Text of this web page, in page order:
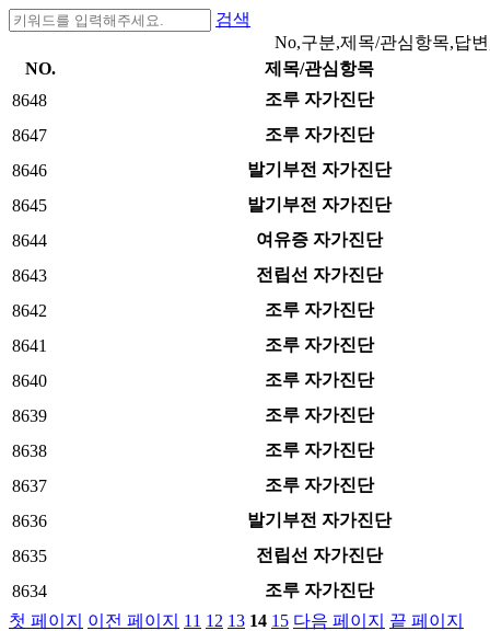
검색
No,구분,제목/관심항목,답
NO.
제목/관심항목
8648
조루 자가진단
8647
조루 자가진단
8646
발기부전 자가진단
8645
발기부전 자가진단
8644
여유증 자가진단
8643
전립선 자가진단
8642
조루 자가진단
8641
조루 자가진단
8640
조루 자가진단
8639
조루 자가진단
8638
조루 자가진단
8637
조루 자가진단
8636
발기부전 자가진단
8635
전립선 자가진단
8634
조루 자가진단
첫 페이지
이전 페이지 11 12 13 14 15 다음 페이지 끝 페이지